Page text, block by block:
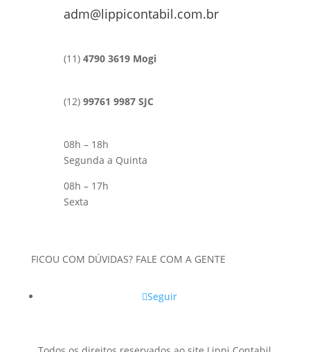
adm@lippicontabil.com.br
(11) 4790 3619 Mogi
(12) 99761 9987 SJC
08h – 18h
Segunda a Quinta
08h – 17h
Sexta
FICOU COM DÚVIDAS? FALE COM A GENTE
Seguir